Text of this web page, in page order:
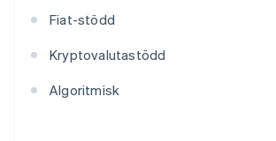
Fiat-stödd
Kryptovalutastödd
Algoritmisk